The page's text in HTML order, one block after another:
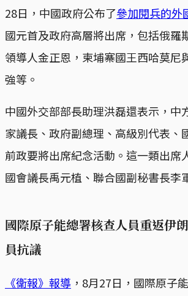
28日，中國政府公布了參加閱兵的外
國元首及政府高層將出席，包括俄羅
領導人金正恩，柬埔寨國王西哈莫尼
強等。
中國外交部部長助理洪磊還表示，中
家議長、政府副總理、高級別代表、
前政要將出席紀念活動。這一類出席
國會議長禹元植、聯合國副秘書長李
國際原子能總署核查人員重返伊
員抗議
《衛報》報導 ，8月27日，國際原子